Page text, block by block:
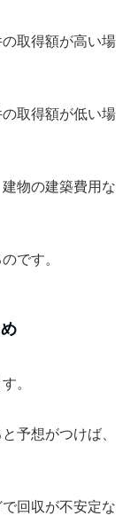
取得額が高い場
取得額が低い場
物の建築費用な
です。
。
予想がつけば、
回収が不安定な